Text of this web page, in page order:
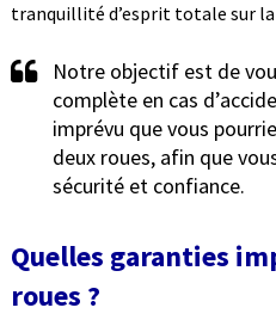
tranquillité d’esprit totale sur
Notre objectif est de
complète en cas
imprévu que vous
deux roues, afin que
sécurité et confiance.
Quelles garanties
roues ?